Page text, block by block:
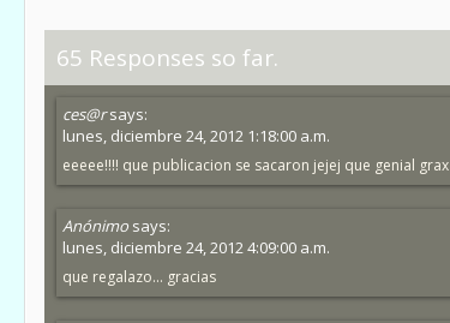
65 Responses so far.
ces@rsays:
lunes, diciembre 24, 2012 1:18:00 a.m.
eeeee!!!! que publicacion se sacaron jejej que genial grax
Anónimo says:
lunes, diciembre 24, 2012 4:09:00 a.m.
que regalazo... gracias